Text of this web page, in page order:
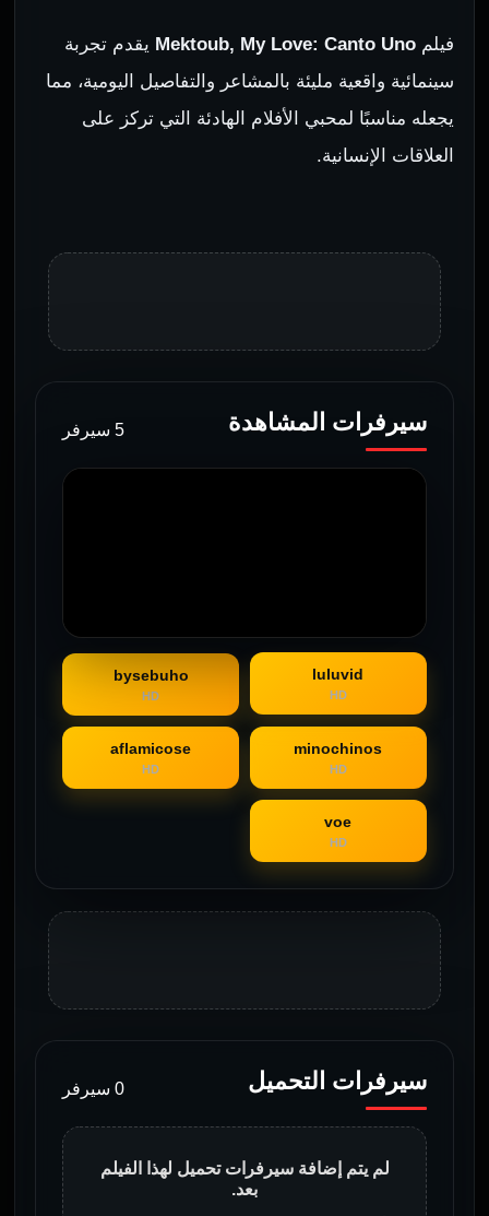
فيلمMektoub, My Love: Canto Uno يقدم تجربة
سينمائية واقعية مليئة بالمشاعر والتفاصيل اليومية، مما
يجعله مناسبًا لمحبي الأفلام الهادئة التي تركز على
العلاقات الإنسانية.
سيرفرات المشاهدة 5 سيرفر
luluvid
HD
bysebuho
HD
minochinos
HD
aflamicose
HD
voe
HD
سيرفرات التحميل 0 سيرفر
لم يتم إضافة سيرفرات تحميل لهذا الفيلم
بعد.